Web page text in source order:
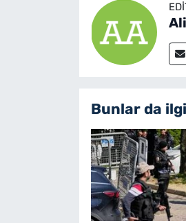
Bunlar da